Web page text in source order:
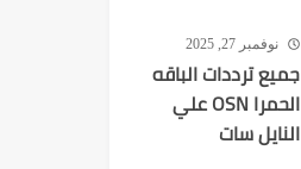
نوفمبر 27, 2025
جميع ترددات الباقه
الحمرا OSN علي
النايل سات